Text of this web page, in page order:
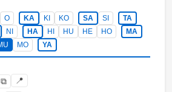
O KA KI KO SA SI
TA
NI HA HI HU HE HO
MA
MO YA
⧉ 📍